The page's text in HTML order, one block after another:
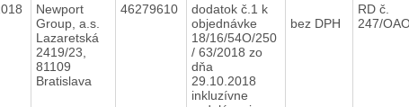
Newport
Group, a.s.
Lazaretská
2419/23,
81109
Bratislava
46279610
dodatok č.1 k
objednávke
18/16/54O/250
/ 63/2018 zo
dňa
29.10.2018
inkluzívne
bez DPH
RD č.
247/